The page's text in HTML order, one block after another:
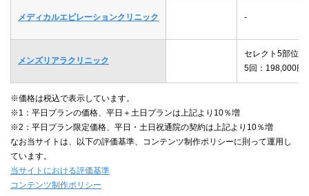
メディカルエピレーションクリニック -
メンズリアラクリニック
セレクト5部位
5回：198,000円
※価格は税込で表示しています。
※1：平日プランの価格、平日＋土日プランは上記より10％増
※2：平日プラン限定価格、平日・土日祝通院の契約は上記より10％増
なお当サイトは、以下の評価基準、コンテンツ制作ポリシーに則って運用し
ています。
当サイトにおける評価基準
コンテンツ制作ポリシー